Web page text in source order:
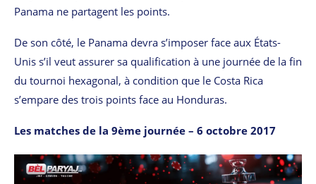
Panama ne partagent les points.
De son côté, le Panama devra s’imposer face aux États-
Unis s’il veut assurer sa qualification à une journée de la fin
du tournoi hexagonal, à condition que le Costa Rica
s’empare des trois points face au Honduras.
Les matches de la 9ème journée – 6 octobre 2017